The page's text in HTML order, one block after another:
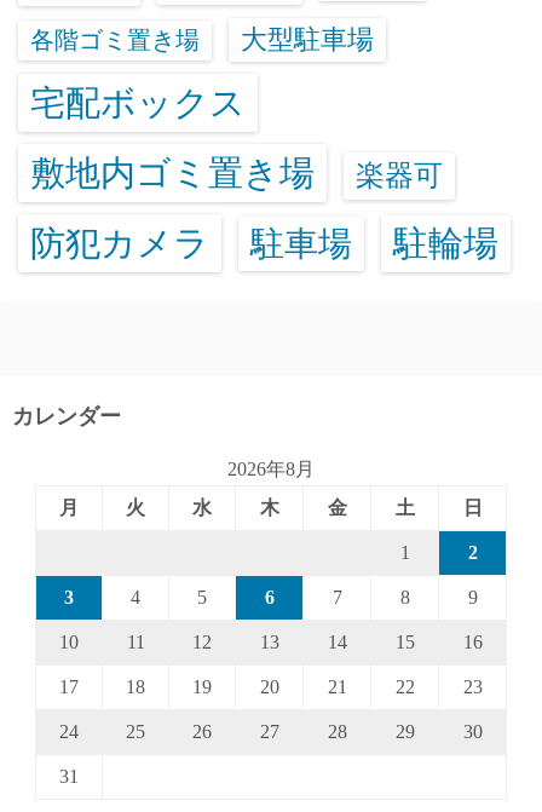
各階ゴミ置き場 大型駐車場
宅配ボックス
敷地内ゴミ置き場
楽器可
防犯カメラ 駐車場 駐輪場
カレンダー
2026年8月
月
火 水 木 金 土 日
1 2
3 4 5 6 7 8 9
10 11 12 13 14 15 16
17 18 19 20 21 22 23
24 25 26 27 28 29 30
31